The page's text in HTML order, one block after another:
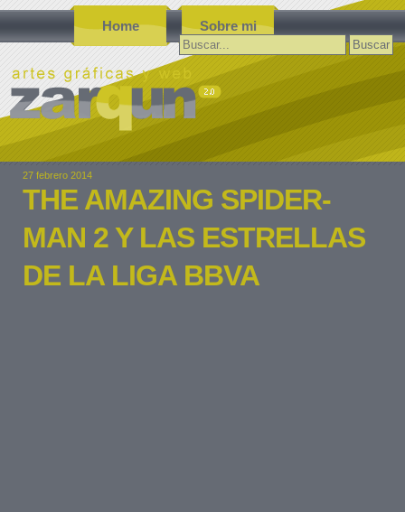
Home Sobre mi
Buscar:
27 febrero 2014
THE AMAZING SPIDER-
MAN 2 Y LAS ESTRELLAS
DE LA LIGA BBVA